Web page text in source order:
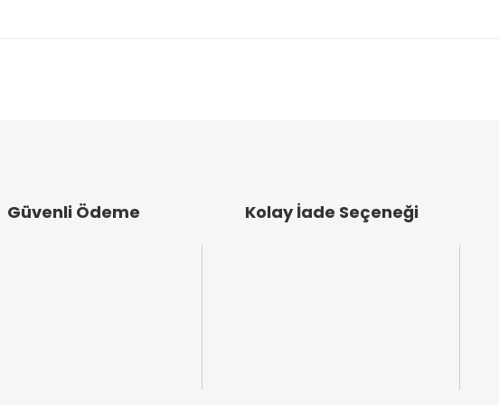
ve diğer konularda yetersiz gördüğünüz noktaları öneri formunu kullanarak
Güvenli Ödeme Kolay İade Seçeneği